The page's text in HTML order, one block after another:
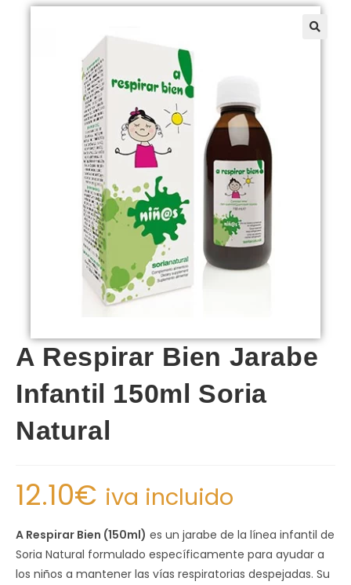
A Respirar Bien Jarabe
Infantil 150ml Soria
Natural
12.10€ iva incluido
A Respirar Bien (150ml) es un jarabe de la línea infantil de
Soria Natural formulado específicamente para ayudar a
los niños a mantener las vías respiratorias despejadas. Su